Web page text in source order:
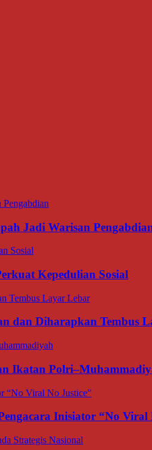
Jadi Warisan
Kepedulian Sosial
dan Diharapkan Tembus
Ikatan
Inisiator “No Viral